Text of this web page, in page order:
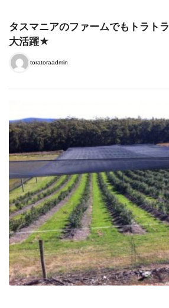
タスマニアのファームでもトラト
大活躍★
toratoraadmin